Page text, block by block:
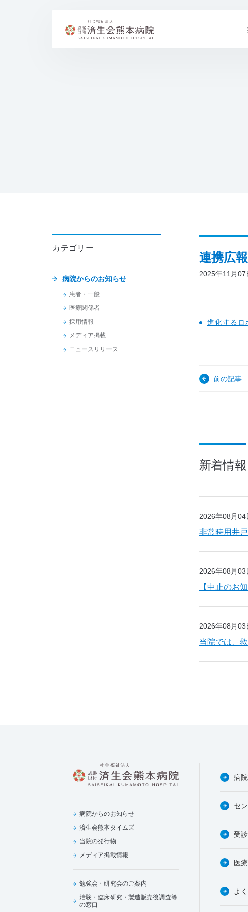
カテゴリー
病院からのお知らせ
患者・一般
医療関係者
採用情報
メディア掲載
ニュースリリース
連携広
2025年11月07
進化するロ
前の記事
新着情報
2026年08月04
非常時用井
2026年08月03
【中止のお
2026年08月03
当院では、
病院からのお知らせ
済生会熊本タイムズ
当院の発行物
メディア掲載情報
勉強会・研究会のご案内
治験・臨床研究・製造販売後調査等
の窓口
病
セ
受
医
よ